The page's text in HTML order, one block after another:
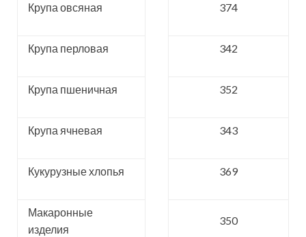
Крупа овсяная 374
Крупа перловая 342
Крупа пшеничная 352
Крупа ячневая 343
Кукурузные хлопья 369
Макаронные
изделия
350